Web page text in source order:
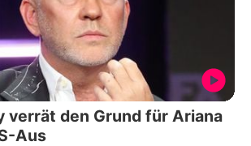
verrät den Grund für Ariana
Aus